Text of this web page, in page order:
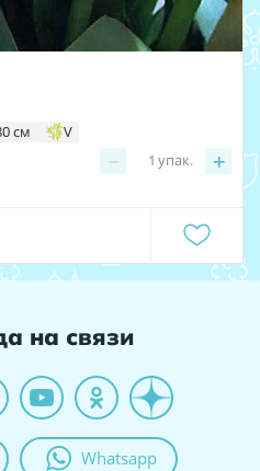
см V
− +
1 упак.
на связи
Whatsapp